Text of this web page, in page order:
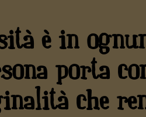
è in
porta
che